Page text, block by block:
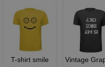
T-shirt smile
Vintage